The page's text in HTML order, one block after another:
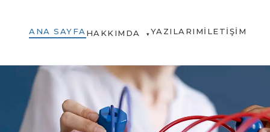
ANA SAYFA HAKKIMDA ▾YAZILARIMİLETIŞIM